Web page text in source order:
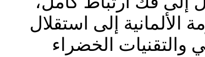
الألمانية إلى استقلال
والتقنيات الخضراء